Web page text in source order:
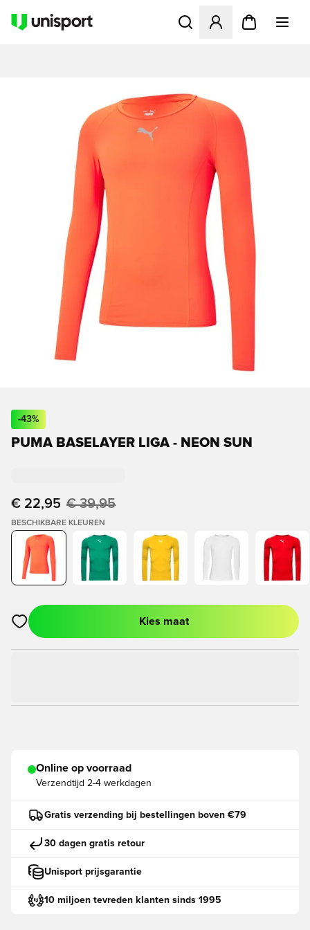
Opent een venster om in
-43%
PUMA BASELAYER LIGA - NEON SUN
€ 22,95 € 39,95
BESCHIKBARE KLEUREN
Opent een venster om in te loggen of je aan te melden als lid
Kies maat
Online op voorraad
Verzendtijd 2-4 werkdagen
Gratis verzending bij bestellingen boven €79
30 dagen gratis retour
Unisport prijsgarantie
10 miljoen tevreden klanten sinds 1995